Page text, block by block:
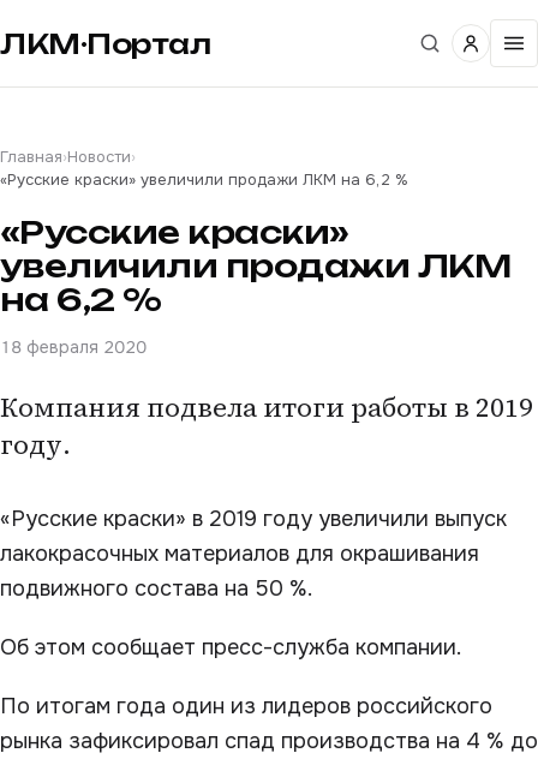
ЛКМ·Портал
Главная›Новости›
«Русские краски» увеличили продажи ЛКМ на 6,2 %
«Русские краски»
увеличили продажи ЛКМ
на 6,2 %
18 февраля 2020
Компания подвела итоги работы в 2019
году.
«Русские краски» в 2019 году увеличили выпуск
лакокрасочных материалов для окрашивания
подвижного состава на 50 %.
Об этом сообщает пресс-служба компании.
По итогам года один из лидеров российского
рынка зафиксировал спад производства на 4 % до